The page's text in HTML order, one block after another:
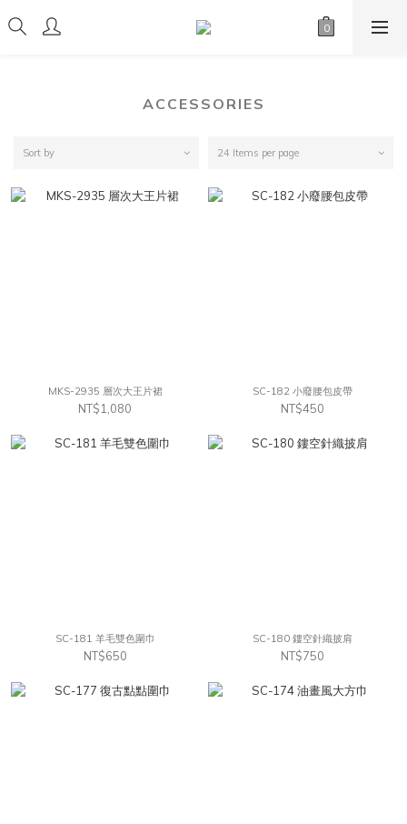
ACCESSORIES
Sort by 24 Items per page
MKS-2935 層次大王片裙
NT$1,080
SC-182 小廢腰包皮帶
NT$450
SC-181 羊毛雙色圍巾
NT$650
SC-180 鏤空針織披肩
NT$750